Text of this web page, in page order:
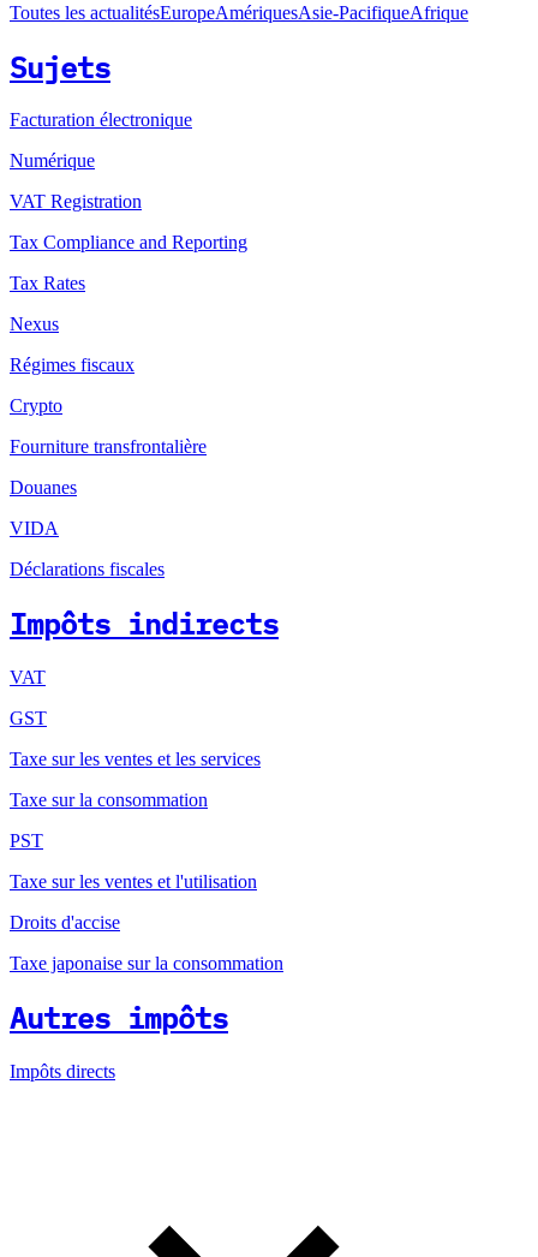
Toutes les actualitésEuropeAmériquesAsie-PacifiqueAfrique
Sujets
Facturation électronique
Numérique
VAT Registration
Tax Compliance and Reporting
Tax Rates
Nexus
Régimes fiscaux
Crypto
Fourniture transfrontalière
Douanes
VIDA
Déclarations fiscales
Impôts indirects
VAT
GST
Taxe sur les ventes et les services
Taxe sur la consommation
PST
Taxe sur les ventes et l'utilisation
Droits d'accise
Taxe japonaise sur la consommation
Autres impôts
Impôts directs